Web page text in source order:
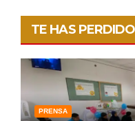
TE HAS PERDIDO
PRENSA